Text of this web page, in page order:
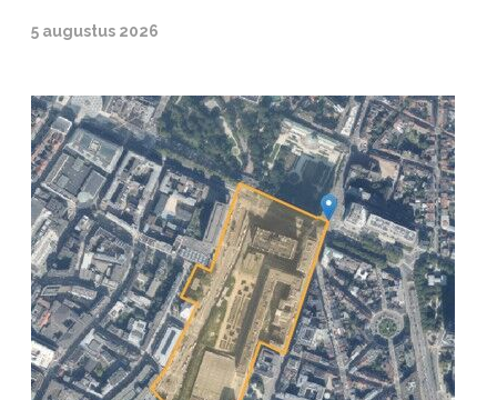
5 augustus 2026